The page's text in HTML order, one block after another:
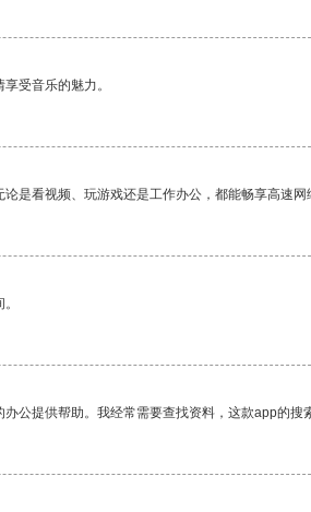
受音乐的魅力。
是看视频、玩游戏还是工作办公，都能畅享高速网
公提供帮助。我经常需要查找资料，这款app的搜